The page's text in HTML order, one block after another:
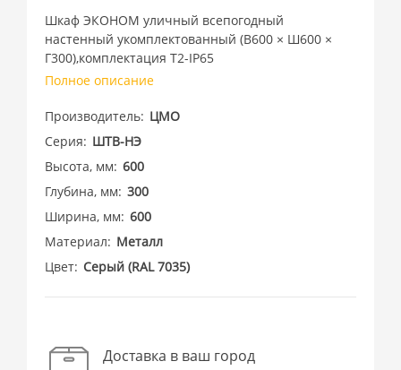
Шкаф ЭКОНОМ уличный всепогодный
настенный укомплектованный (В600 × Ш600 ×
Г300),комплектация T2-IP65
Полное описание
Производитель ЦМО
Серия
ШТВ-НЭ
Высота, мм 600
Глубина, мм 300
Ширина, мм 600
Материал
Металл
Цвет Cерый (RAL 7035)
Доставка в ваш город